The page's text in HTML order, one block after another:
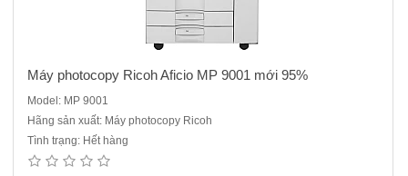
Máy photocopy Ricoh Aficio MP 9001 mới 95%
Model: MP 9001
Hãng sản xuất: Máy photocopy Ricoh
Tình trạng: Hết hàng
Máy photocopy Ricoh IM 6000 Là dòng máy cũ nhập khẩu đời mới
năm 2020/2021 Thông số kỹ thuật chính:Chức năng: Sao chụp, in,
quét màu,Tốc độ sao chụp/in: 60 bản A4/phút.Khổ giấy sao chụp/in:
Từ A6 đến A3.Khay giấy tiêu chuẩn: 2 khay x 550 t..